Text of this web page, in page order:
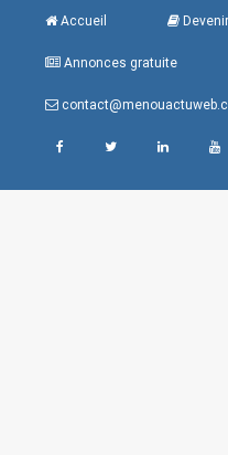
Accueil
Annonces gratuite